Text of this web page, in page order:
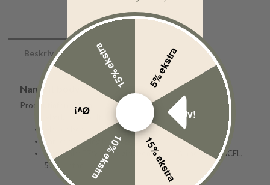
Beskrivelse
Name It body
Produktinformation:
Mærke: Name It
Farve: shopping bag
Materiale: 57% økologisk bomuld, 38% modal TENCEL,
5% elastan
5% ekstra
Øv!
15% ekstra
10% ekstra
Øv!
15% ekstra